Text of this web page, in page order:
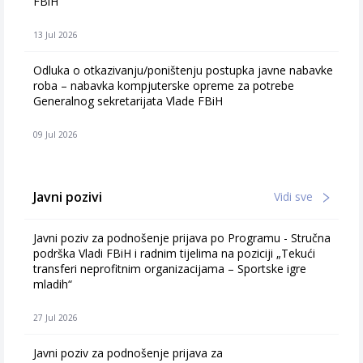
13 Jul 2026
Odluka o otkazivanju/poništenju postupka javne nabavke
roba – nabavka kompjuterske opreme za potrebe
Generalnog sekretarijata Vlade FBiH
09 Jul 2026
Javni pozivi Vidi sve
Javni poziv za podnošenje prijava po Programu - Stručna
podrška Vladi FBiH i radnim tijelima na poziciji „Tekući
transferi neprofitnim organizacijama – Sportske igre
mladih“
27 Jul 2026
Javni poziv za podnošenje prijava za